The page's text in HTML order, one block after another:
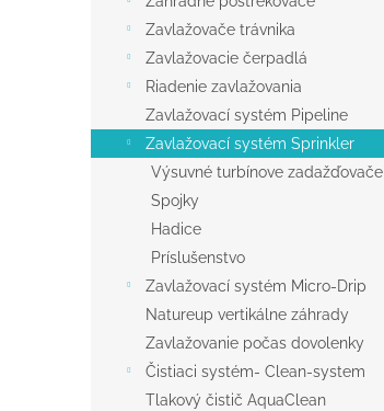
Zavlažovače trávnika
Zavlažovacie čerpadlá
Riadenie zavlažovania
Zavlažovací systém Pipeline
Zavlažovací systém Sprinkler
Výsuvné turbínove zadažďovače
Spojky
Hadice
Príslušenstvo
Zavlažovací systém Micro-Drip
Natureup vertikálne záhrady
Zavlažovanie počas dovolenky
Čistiaci systém- Clean-system
Tlakový čistič AquaClean